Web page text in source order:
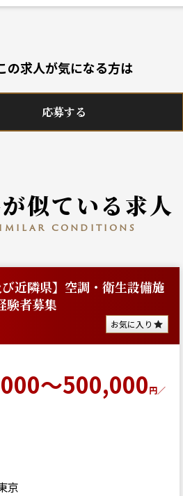
の求人が気になる方は
応募する
似ている求人
conditions
び近隣県】空調・衛生設備施
験者募集
お気に入り
～500,000円／
京